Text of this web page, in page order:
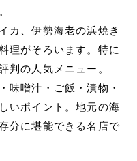
カ、伊勢海老の浜焼き
理がそろいます。特に
判の人気メニュー。
味噌汁・ご飯・漬物・
いポイント。地元の海
分に堪能できる名店で